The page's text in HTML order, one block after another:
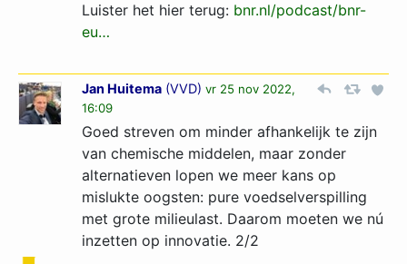
Luister het hier terug: bnr.nl/podcast/bnr-
eu…
Jan Huitema (VVD) vr 25 nov 2022,
16:09
Goed streven om minder afhankelijk te zijn
van chemische middelen, maar zonder
alternatieven lopen we meer kans op
mislukte oogsten: pure voedselverspilling
met grote milieulast. Daarom moeten we nú
inzetten op innovatie. 2/2